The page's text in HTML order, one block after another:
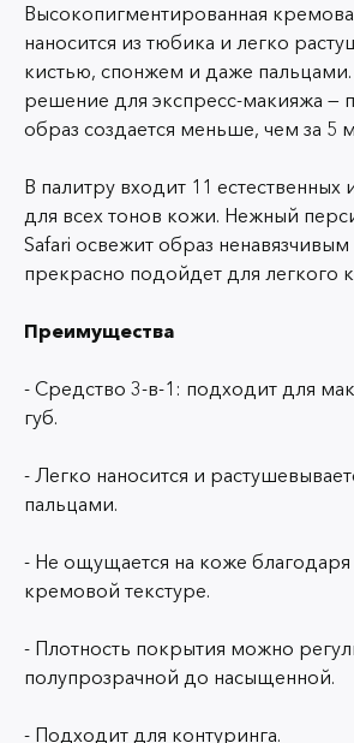
Высокопигментированная
наносится из тюбика и легко
кистью, спонжем и даже
решение для экспресс-макияжа —
образ создается меньше, чем за 5
В палитру входит 11 естественных
для всех тонов кожи. Нежный
Safari освежит образ
прекрасно подойдет для легкого
Преимущества
- Средство 3-в-1: подходит для
губ.
- Легко наносится и
пальцами.
- Не ощущается на коже
кремовой текстуре.
- Плотность покрытия можно
полупрозрачной до насыщенной.
- Подходит для контуринга.